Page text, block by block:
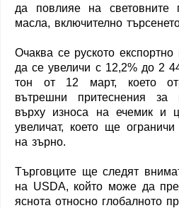
да повлияе на световните
масла, включително
Очаква се руското
да се увеличи с 12,2% до 2
тон от 12 март, което
вътрешни притеснения за
върху износа на ечемик и
увеличат, което ще
на зърно.
Търговците ще следят
на USDA, който може да
яснота относно глобалното